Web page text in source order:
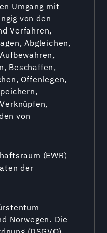
Umgang mit
von den
Verfahren,
Abgleichen,
Beschaffen,
Offenlegen,
von
(EWR)
der
Norwegen. Die